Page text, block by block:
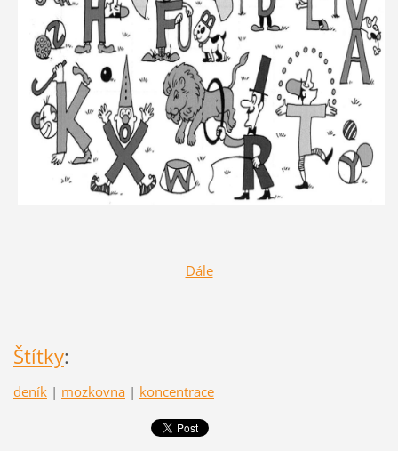
Dále
Štítky:
deník | mozkovna | koncentrace